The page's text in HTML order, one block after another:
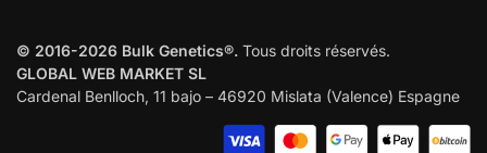
© 2016-2026 Bulk Genetics®. Tous droits réservés.
GLOBAL WEB MARKET SL
Cardenal Benlloch, 11 bajo – 46920 Mislata (Valence) Espagne